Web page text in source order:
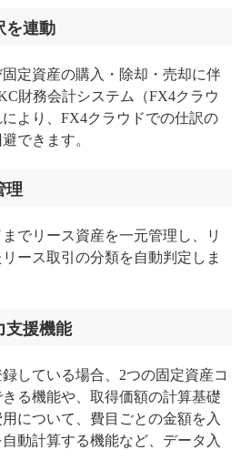
を連動
定資産の購入・除却・売却に伴
財務会計システム（FX4クラウ
より、FX4クラウドでの仕訳の
できます。
理
でリース資産を一元管理し、リ
ース取引の分類を自動判定しま
支援機能
している場合、2つの固定資産コ
る機能や、取得価額の計算基礎
について、費目ごとの金額を入
動計算する機能など、データ入